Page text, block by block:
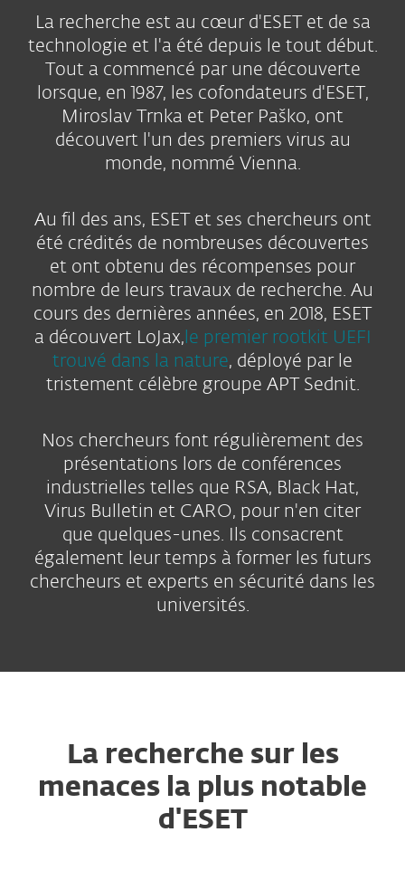
La recherche est au cœur d'ESET et de sa
technologie et l'a été depuis le tout début.
Tout a commencé par une découverte
lorsque, en 1987, les cofondateurs d'ESET,
Miroslav Trnka et Peter Paško, ont
découvert l'un des premiers virus au
monde, nommé Vienna.
Au fil des ans, ESET et ses chercheurs ont
été crédités de nombreuses découvertes
et ont obtenu des récompenses pour
nombre de leurs travaux de recherche. Au
cours des dernières années, en 2018, ESET
a découvert LoJax, le premier rootkit UEFI
trouvé dans la nature, déployé par le
tristement célèbre groupe APT Sednit.
Nos chercheurs font régulièrement des
présentations lors de conférences
industrielles telles que RSA, Black Hat,
Virus Bulletin et CARO, pour n'en citer
que quelques-unes. Ils consacrent
également leur temps à former les futurs
chercheurs et experts en sécurité dans les
universités.
La recherche sur les
menaces la plus notable
d'ESET